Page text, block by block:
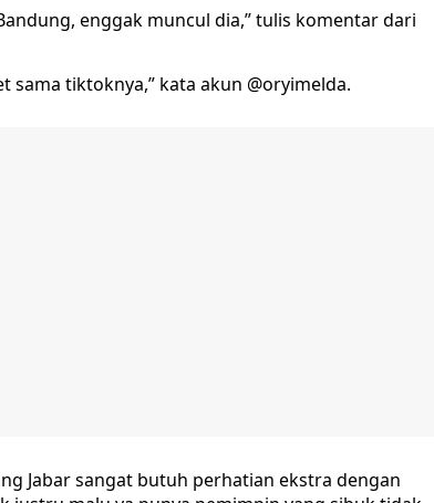
enggak muncul dia,” tulis komentar dari
sama tiktoknya,” kata akun @oryimelda.
Jabar sangat butuh perhatian ekstra dengan